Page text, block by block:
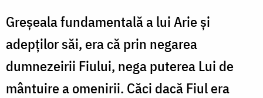
Greşeala fundamentală a lui Arie şi
adepţilor săi, era că prin negarea
dumnezeirii Fiului, nega puterea Lui de
mântuire a omenirii. Căci dacă Fiul era